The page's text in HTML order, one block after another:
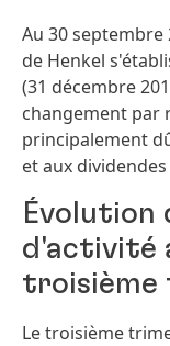
Au 30 septembre
de Henkel
(31 décembre
changement par
principalement
et aux dividendes
Évolution
d'activité
troisième
Le troisième